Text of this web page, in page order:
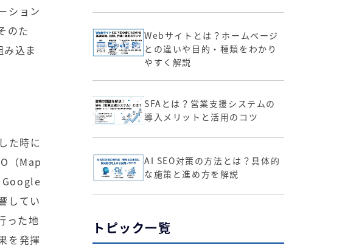
ション
のた
込ま
た時に
（Map
Google
してい
った地
を発揮
Webサイトとは？ホームページ
との違いや目的・種類をわかり
やすく解説
SFAとは？営業支援システムの
導入メリットと活用のコツ
AI SEO対策の方法とは？具体的
な施策と進め方を解説
トピック一覧